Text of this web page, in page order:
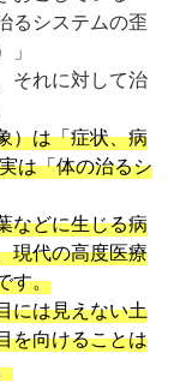
るシステムの歪
それに対して治
）は「症状、病
は「体の治るシ
などに生じる病
現代の高度医療
す。
には見えない土
を向けることは